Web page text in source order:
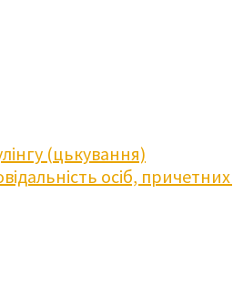
(цькування)
осіб, причетних